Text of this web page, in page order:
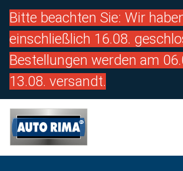
Bitte beachten Sie: Wir
einschließlich 16.08.
Bestellungen werden am
13.08. versandt.